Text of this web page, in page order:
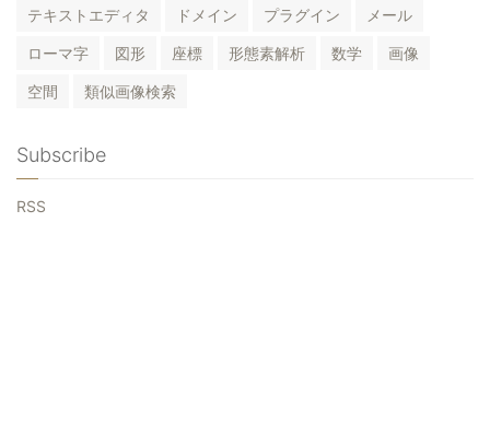
テキストエディタ ドメイン プラグイン メール
ローマ字 図形 座標 形態素解析 数学 画像
空間 類似画像検索
Subscribe
RSS